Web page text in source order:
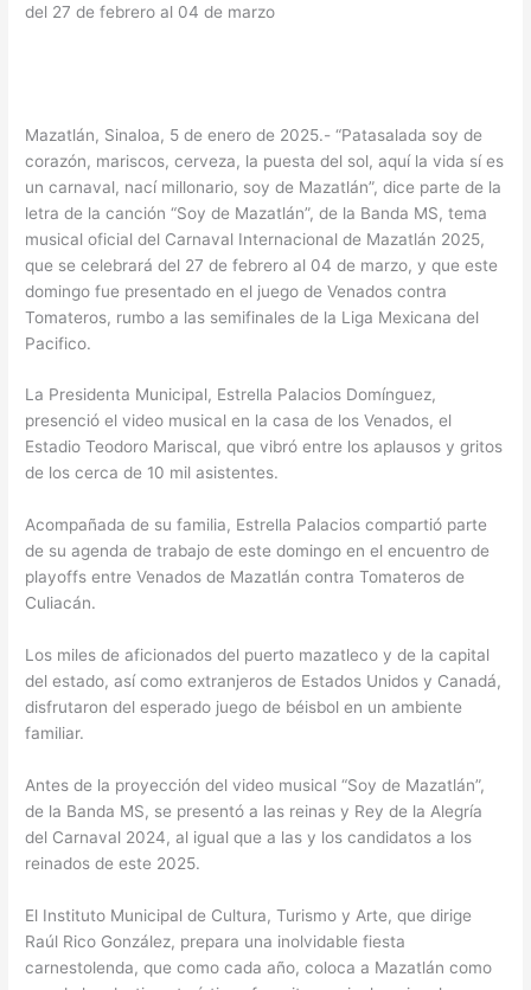
del 27 de febrero al 04 de marzo
Mazatlán, Sinaloa, 5 de enero de 2025.- “Patasalada soy de
corazón, mariscos, cerveza, la puesta del sol, aquí la vida sí es
un carnaval, nací millonario, soy de Mazatlán”, dice parte de la
letra de la canción “Soy de Mazatlán”, de la Banda MS, tema
musical oficial del Carnaval Internacional de Mazatlán 2025,
que se celebrará del 27 de febrero al 04 de marzo, y que este
domingo fue presentado en el juego de Venados contra
Tomateros, rumbo a las semifinales de la Liga Mexicana del
Pacifico.
La Presidenta Municipal, Estrella Palacios Domínguez,
presenció el video musical en la casa de los Venados, el
Estadio Teodoro Mariscal, que vibró entre los aplausos y gritos
de los cerca de 10 mil asistentes.
Acompañada de su familia, Estrella Palacios compartió parte
de su agenda de trabajo de este domingo en el encuentro de
playoffs entre Venados de Mazatlán contra Tomateros de
Culiacán.
Los miles de aficionados del puerto mazatleco y de la capital
del estado, así como extranjeros de Estados Unidos y Canadá,
disfrutaron del esperado juego de béisbol en un ambiente
familiar.
Antes de la proyección del video musical “Soy de Mazatlán”,
de la Banda MS, se presentó a las reinas y Rey de la Alegría
del Carnaval 2024, al igual que a las y los candidatos a los
reinados de este 2025.
El Instituto Municipal de Cultura, Turismo y Arte, que dirige
Raúl Rico González, prepara una inolvidable fiesta
carnestolenda, que como cada año, coloca a Mazatlán como